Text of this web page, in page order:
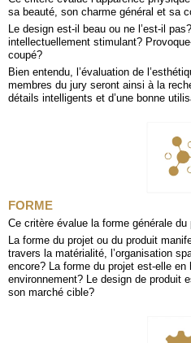
sa beauté, son charme général et sa
Le design est-il beau ou ne l’est-il
intellectuellement stimulant?
coupé?
Bien entendu, l’évaluation de
membres du jury seront ainsi à la
détails intelligents et d’une bonne
FORME
Ce critère évalue la forme générale du
La forme du projet ou du produit
travers la matérialité, l’organisation
encore? La forme du projet est-elle
environnement? Le design de produit
son marché cible?